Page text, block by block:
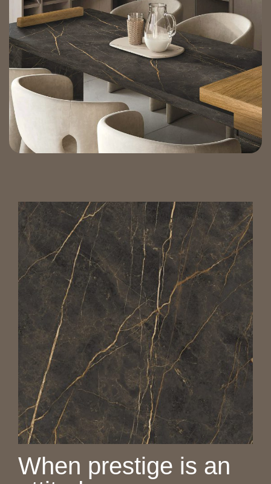
When prestige is an